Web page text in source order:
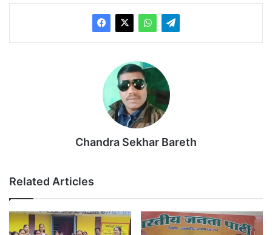
Chandra Sekhar Bareth
Related Articles